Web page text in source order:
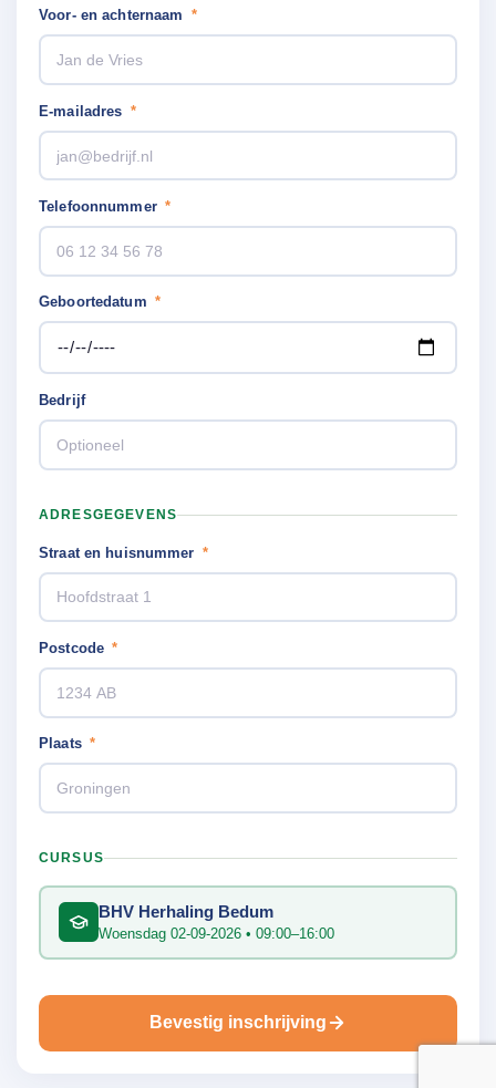
Voor- en achternaam *
E-mailadres *
Telefoonnummer *
Geboortedatum *
Bedrijf
ADRESGEGEVENS
Straat en huisnummer *
Postcode *
Plaats *
CURSUS
BHV Herhaling Bedum
Woensdag 02-09-2026 • 09:00–16:00
Bevestig inschrijving